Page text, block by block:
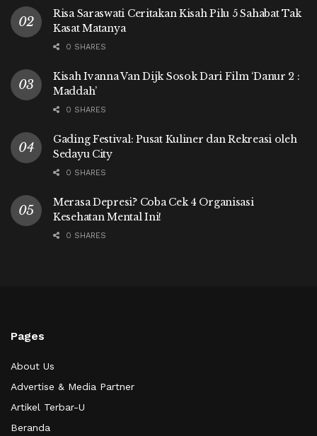
Risa Saraswati Ceritakan Kisah Pilu 5 Sahabat Tak
Kasat Matanya
0 SHARES
Kisah Ivanna Van Dijk Sosok Dari Film ‘Danur 2 :
Maddah’
0 SHARES
Gading Festival: Pusat Kuliner dan Rekreasi oleh
Sedayu City
0 SHARES
Merasa Depresi? Coba Cek 4 Organisasi
Kesehatan Mental Ini!
0 SHARES
Pages
About Us
Advertise & Media Partner
Artikel Terbar-U
Beranda